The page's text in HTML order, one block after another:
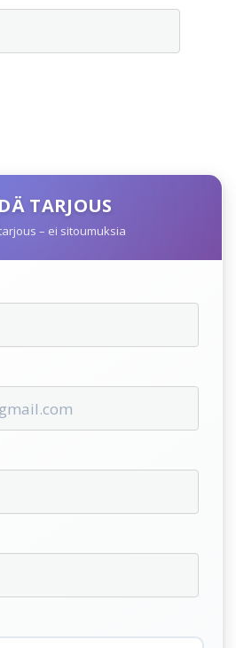
TARJOUS
– ei sitoumuksia